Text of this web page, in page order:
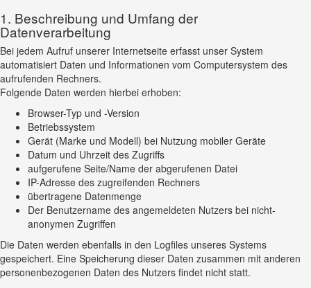
1. Beschreibung und Umfang der
Datenverarbeitung
Bei jedem Aufruf unserer Internetseite erfasst unser System
automatisiert Daten und Informationen vom Computersystem des
aufrufenden Rechners.
Folgende Daten werden hierbei erhoben:
Browser-Typ und -Version
Betriebssystem
Gerät (Marke und Modell) bei Nutzung mobiler Geräte
Datum und Uhrzeit des Zugriffs
aufgerufene Seite/Name der abgerufenen Datei
IP-Adresse des zugreifenden Rechners
übertragene Datenmenge
Der Benutzername des angemeldeten Nutzers bei nicht-
anonymen Zugriffen
Die Daten werden ebenfalls in den Logfiles unseres Systems
gespeichert. Eine Speicherung dieser Daten zusammen mit anderen
personenbezogenen Daten des Nutzers findet nicht statt.